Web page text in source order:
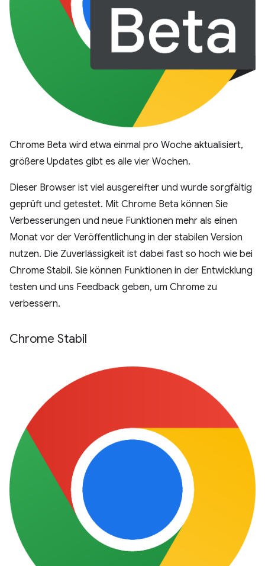
Chrome Beta wird etwa einmal pro Woche aktualisiert,
größere Updates gibt es alle vier Wochen.
Dieser Browser ist viel ausgereifter und wurde sorgfältig
geprüft und getestet. Mit Chrome Beta können Sie
Verbesserungen und neue Funktionen mehr als einen
Monat vor der Veröffentlichung in der stabilen Version
nutzen. Die Zuverlässigkeit ist dabei fast so hoch wie bei
Chrome Stabil. Sie können Funktionen in der Entwicklung
testen und uns Feedback geben, um Chrome zu
verbessern.
Chrome Stabil